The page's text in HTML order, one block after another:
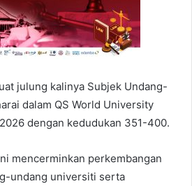
julung kalinya Subjek Undang-
dalam QS World University
dengan kedudukan 351-400.
mencerminkan perkembangan
undang universiti serta